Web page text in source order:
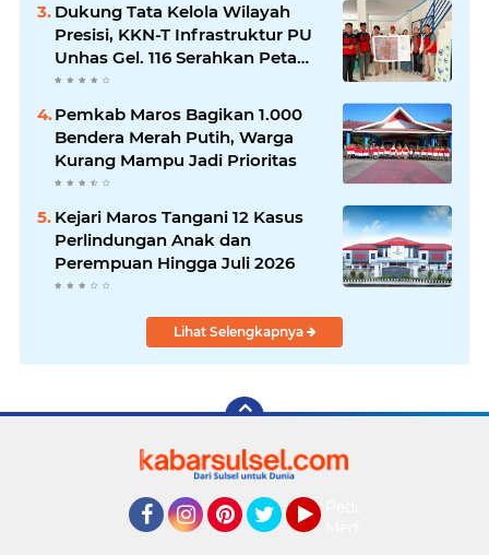
Dukung Tata Kelola Wilayah
Presisi, KKN-T Infrastruktur PU
Unhas Gel. 116 Serahkan Peta
Batas Dusun Berbasis GIS ke
Desa Bonto Matene
Pemkab Maros Bagikan 1.000
Bendera Merah Putih, Warga
Kurang Mampu Jadi Prioritas
Kejari Maros Tangani 12 Kasus
Perlindungan Anak dan
Perempuan Hingga Juli 2026
Lihat Selengkapnya